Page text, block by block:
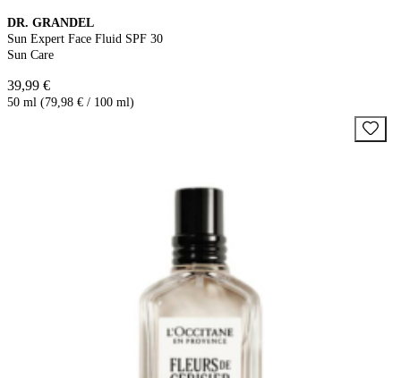
DR. GRANDEL
Sun Expert Face Fluid SPF 30
Sun Care
39,99 €
50 ml (79,98 € / 100 ml)